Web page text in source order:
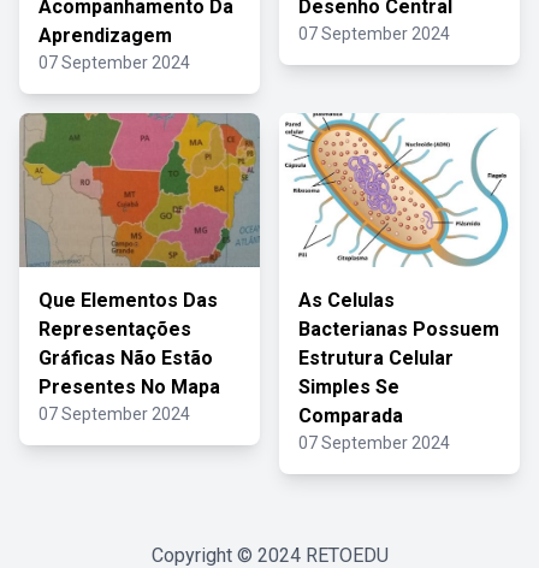
Acompanhamento Da
Aprendizagem
07 September 2024
Desenho Central
07 September 2024
Que Elementos Das
Representações
Gráficas Não Estão
Presentes No Mapa
07 September 2024
As Celulas
Bacterianas Possuem
Estrutura Celular
Simples Se
Comparada
07 September 2024
Copyright © 2024 RETOEDU